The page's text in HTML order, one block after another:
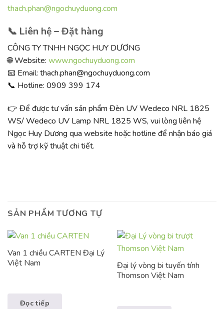
thach.phan@ngochuyduong.com
📞 Liên hệ – Đặt hàng
CÔNG TY TNHH NGỌC HUY DƯƠNG
🌐 Website: www.ngochuyduong.com
📧 Email: thach.phan@ngochuyduong.com
📞 Hotline: 0909 399 174
👉 Để được tư vấn sản phẩm Đèn UV Wedeco NRL 1825
WS/ Wedeco UV Lamp NRL 1825 WS, vui lòng liên hệ
Ngọc Huy Dương qua website hoặc hotline để nhận báo giá
và hỗ trợ kỹ thuật chi tiết.
SẢN PHẨM TƯƠNG TỰ
Van 1 chiều CARTEN Đại Lý
Việt Nam
Đọc tiếp
Đại lý vòng bi tuyến tính
Thomson Việt Nam